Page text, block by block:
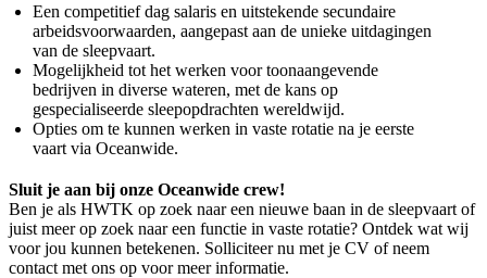
Een competitief dag salaris en uitstekende secundaire
arbeidsvoorwaarden, aangepast aan de unieke uitdagingen
van de sleepvaart.
Mogelijkheid tot het werken voor toonaangevende
bedrijven in diverse wateren, met de kans op
gespecialiseerde sleepopdrachten wereldwijd.
Opties om te kunnen werken in vaste rotatie na je eerste
vaart via Oceanwide.
Sluit je aan bij onze Oceanwide crew!
Ben je als HWTK op zoek naar een nieuwe baan in de sleepvaart of
juist meer op zoek naar een functie in vaste rotatie? Ontdek wat wij
voor jou kunnen betekenen. Solliciteer nu met je CV of neem
contact met ons op voor meer informatie.